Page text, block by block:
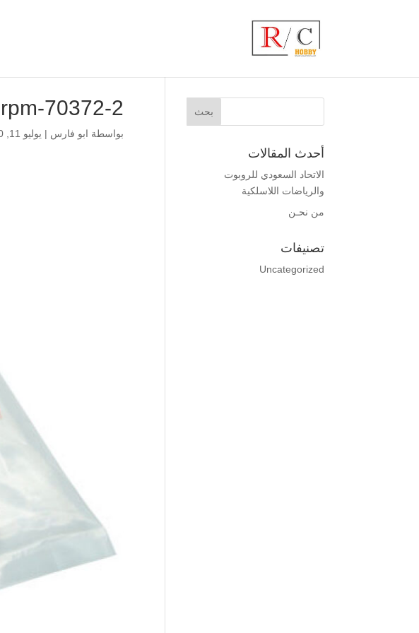
rpm-70372-2
بواسطة ابو فارس | يوليو 11, 2020
أحدث المقالات
الاتحاد السعودي للروبوت
والرياضات اللاسلكية
من نحـن
تصنيفات
Uncategorized